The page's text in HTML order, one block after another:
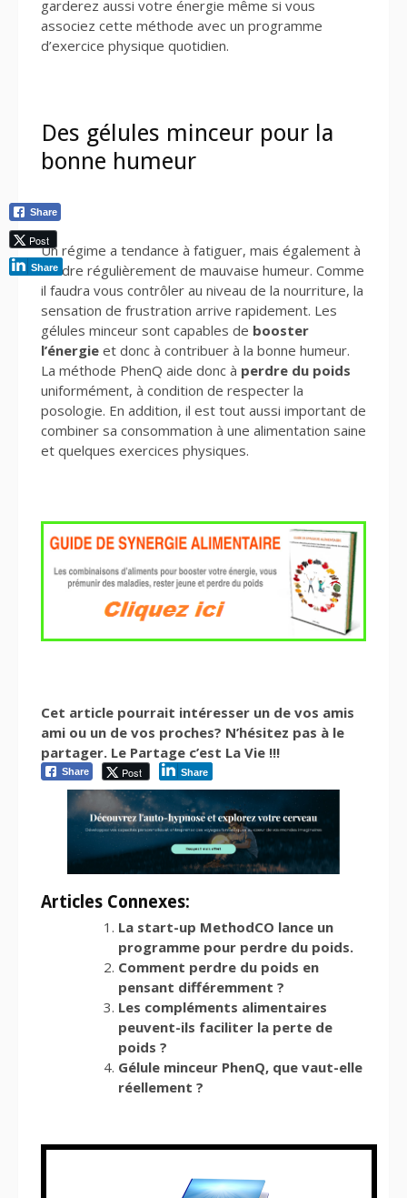
garderez aussi votre énergie même si vous
associez cette méthode avec un programme
d’exercice physique quotidien.
Des gélules minceur pour la
bonne humeur
Un régime a tendance à fatiguer, mais également à
rendre régulièrement de mauvaise humeur. Comme
il faudra vous contrôler au niveau de la nourriture, la
sensation de frustration arrive rapidement. Les
gélules minceur sont capables de booster
l’énergie et donc à contribuer à la bonne humeur.
La méthode PhenQ aide donc à perdre du poids
uniformément, à condition de respecter la
posologie. En addition, il est tout aussi important de
combiner sa consommation à une alimentation saine
et quelques exercices physiques.
Cet article pourrait intéresser un de vos amis
ami ou un de vos proches? N’hésitez pas à le
partager. Le Partage c’est La Vie !!!
Share Post Share
Articles Connexes:
La start-up MethodCO lance un
programme pour perdre du poids.
Comment perdre du poids en
pensant différemment ?
Les compléments alimentaires
peuvent-ils faciliter la perte de
poids ?
Gélule minceur PhenQ, que vaut-elle
réellement ?
Share
Post
Share